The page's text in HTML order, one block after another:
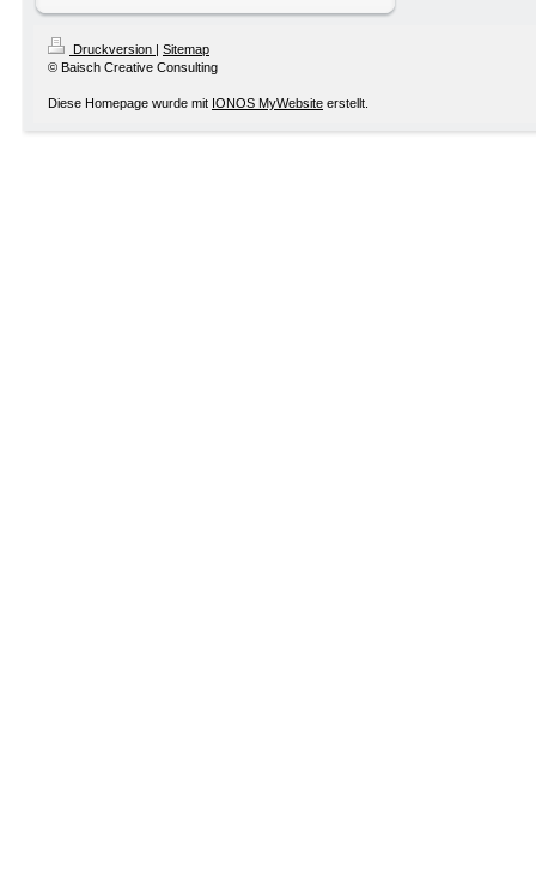
Druckversion | Sitemap
© Baisch Creative Consulting
Diese Homepage wurde mit IONOS MyWebsite erstellt.